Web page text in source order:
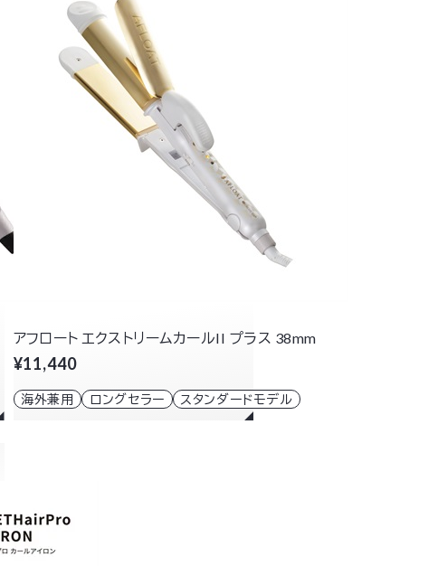
アフロート エクストリームカールII プラス 38mm
¥11,440
海外兼用 ロングセラー スタンダードモデル